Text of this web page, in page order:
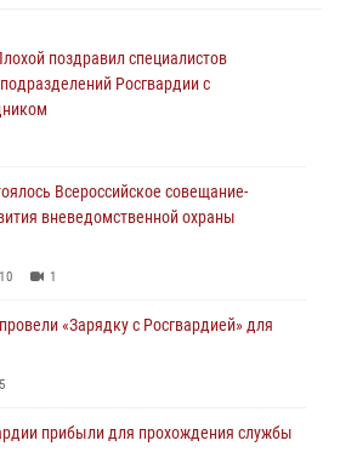
поздравил специалистов
Росгвардии с
Всероссийское совещание-
вневедомственной охраны
10 1
«Зарядку с Росгвардией» для
5
прибыли для прохождения службы